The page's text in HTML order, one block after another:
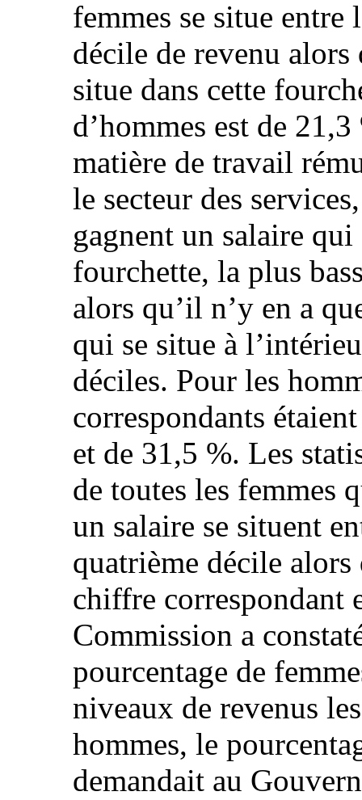
femmes se situe
décile de revenu
situe dans cette
d’hommes est de
matière de travail
le secteur des
gagnent un salaire qui
fourchette, la plus
alors qu’il n’y en a
qui se situe à
déciles. Pour les
correspondants
et de 31,5 %. Les
de toutes les femmes
un salaire se situent
quatrième décile
chiffre correspondant
Commission a
pourcentage de
niveaux de revenus
hommes, le
demandait au